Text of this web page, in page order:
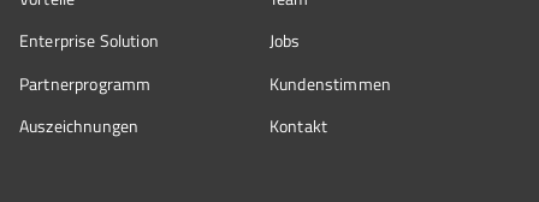
Enterprise Solution
Partnerprogramm
Auszeichnungen
Jobs
Kundenstimmen
Kontakt